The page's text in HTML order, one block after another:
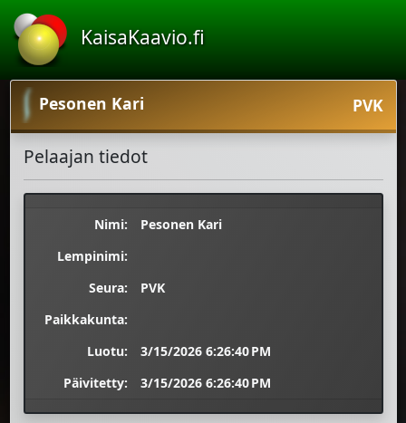
KaisaKaavio.fi
Pesonen Kari PVK
Pelaajan tiedot
Nimi:
Pesonen Kari
Lempinimi:
Seura:
PVK
Paikkakunta:
Luotu:
3/15/2026 6:26:40 PM
Päivitetty:
3/15/2026 6:26:40 PM